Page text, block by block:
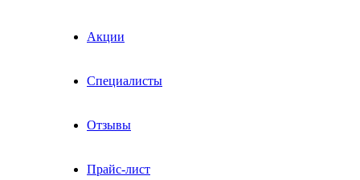
Акции
Специалисты
Отзывы
Прайс-лист